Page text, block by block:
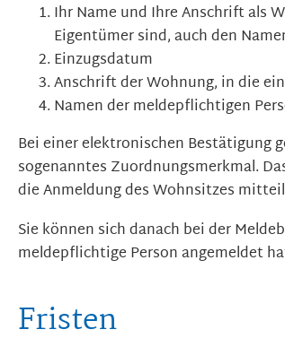
Ihr Name und Ihre Anschrift als
Eigentümer sind, auch den
Einzugsdatum
Anschrift der Wohnung, in die
Namen der meldepflichtigen
Bei einer elektronischen Bestätigung
sogenanntes Zuordnungsmerkmal.
die Anmeldung des Wohnsitzes
Sie können sich danach bei der
meldepflichtige Person angemeldet
Fristen